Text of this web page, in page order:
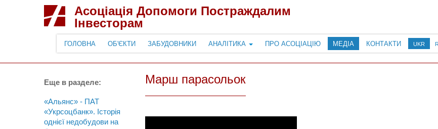
Асоціація Допомоги Постраждалим
Інвесторам
ГОЛОВНА ОБ'ЄКТИ ЗАБУДОВНИКИ АНАЛІТИКА ПРО АСОЦІАЦІЮ МЕДІА КОНТАКТИ UKR
Еще в разделе:
«Альянс» - ПАТ
«Укрсоцбанк». Icторія
однієї недобудови на
Марш парасольок